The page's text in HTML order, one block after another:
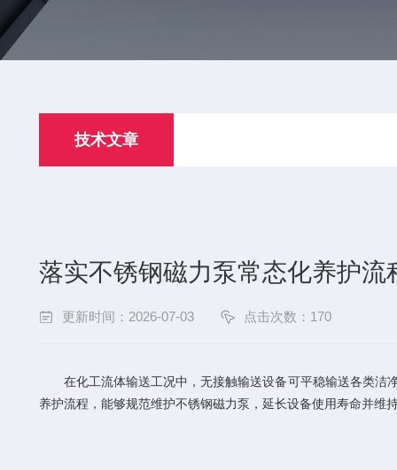
技术文章
落实不锈钢磁力泵常态化养护
更新时间：2026-07-03 点击次数：170
在化工流体输送工况中，无接触输送设备可平稳输送各类洁
养护流程，能够规范维护不锈钢磁力泵，延长设备使用寿命并维